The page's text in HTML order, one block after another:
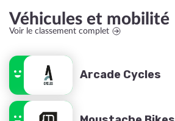
Véhicules et mobilité
Voir le classement complet
Arcade Cycles